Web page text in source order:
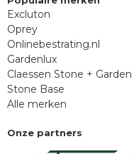
Excluton
Oprey
Onlinebestrating.nl
Gardenlux
Claessen Stone + Garden
Stone Base
Alle merken
Onze partners